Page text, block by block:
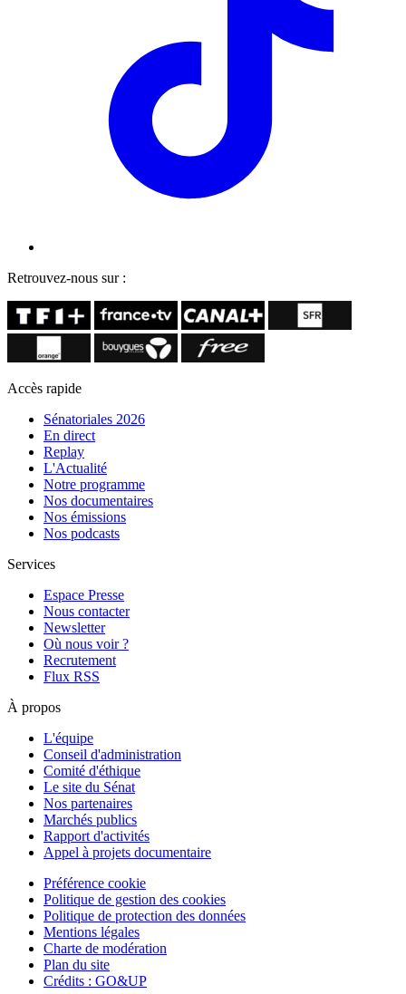
Retrouvez-nous sur :
Accès rapide
Sénatoriales 2026
En direct
Replay
L'Actualité
Notre programme
Nos documentaires
Nos émissions
Nos podcasts
Services
Espace Presse
Nous contacter
Newsletter
Où nous voir ?
Recrutement
Flux RSS
À propos
L'équipe
Conseil d'administration
Comité d'éthique
Le site du Sénat
Nos partenaires
Marchés publics
Rapport d'activités
Appel à projets documentaire
Préférence cookie
Politique de gestion des cookies
Politique de protection des données
Mentions légales
Charte de modération
Plan du site
Crédits : GO&UP